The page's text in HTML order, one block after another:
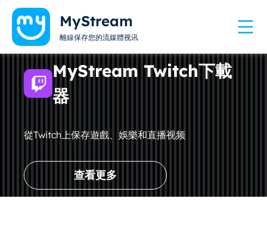
MyStream
離線保存您的流媒體视讯
MyStream Twitch下載
器
從Twitch上保存遊戲、娛樂和直播视频
查看更多